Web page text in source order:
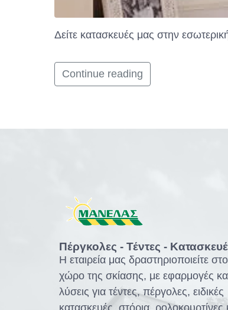
Δείτε κατασκευές μας στην
Continue reading
Πέργκολες - Τέντες -
Η εταιρεία μας δραστηριοποιείτε
χώρο της σκίασης, με εφαρμογές
λύσεις για τέντες, πέργολες, ειδικές
κατασκευές, στόρια,